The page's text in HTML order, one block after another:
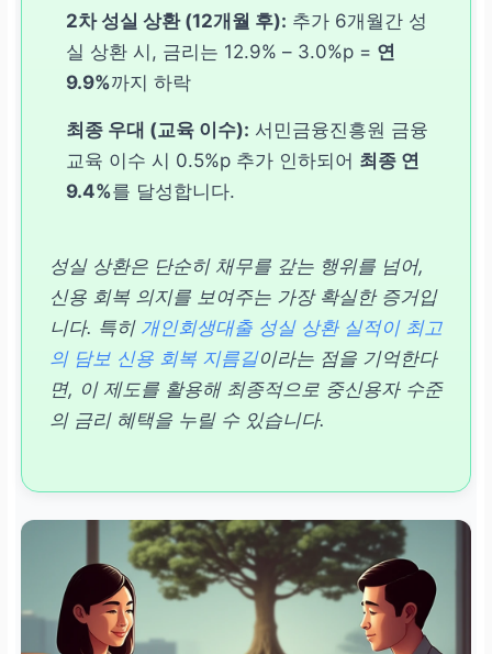
1회 적용
2차 성실 상환 (12개월 후): 추가 6개월간 성
실 상환 시, 금리는 12.9% – 3.0%p = 연
9.9%까지 하락
최종 우대 (교육 이수): 서민금융진흥원 금융
교육 이수 시 0.5%p 추가 인하되어 최종 연
9.4%를 달성합니다.
성실 상환은 단순히 채무를 갚는 행위를 넘어,
신용 회복 의지를 보여주는 가장 확실한 증거입
니다. 특히 개인회생대출 성실 상환 실적이 최고
의 담보 신용 회복 지름길이라는 점을 기억한다
면, 이 제도를 활용해 최종적으로 중신용자 수준
의 금리 혜택을 누릴 수 있습니다.